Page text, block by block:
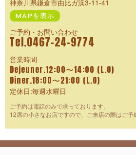
神奈川県鎌倉市由比ガ浜3-11-41
MAPを表示
ご予約・お問い合わせ
Tel.0467-24-9774
営業時間
Dejeuner.12:00〜14:00 (L.O)
Diner.18:00〜21:00 (L.O)
定休日:毎週水曜日
ご予約は電話のみで承っております。
12席の小さなお店ですので、ご来店の際はご予